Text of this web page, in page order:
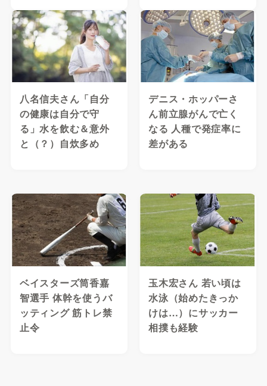
八名信夫さん「自分
の健康は自分で守
る」水を飲む＆意外
と（？）自炊多め
デニス・ホッパーさ
ん前立腺がんで亡く
なる 人種で発症率に
差がある
ベイスターズ筒香嘉
智選手 体幹を使うバ
ッティング 筋トレ禁
止令
玉木宏さん 若い頃は
水泳（始めたきっか
けは…）にサッカー
相撲も経験